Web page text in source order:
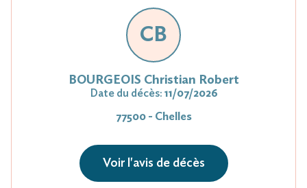
CB
BOURGEOIS Christian Robert
Date du décès: 11/07/2026
77500 - Chelles
Voir l'avis de décès